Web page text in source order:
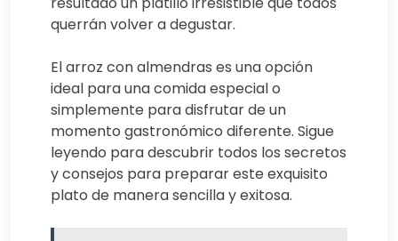
querrán volver a degustar.
El arroz con almendras es una opción
ideal para una comida especial o
simplemente para disfrutar de un
momento gastronómico diferente. Sigue
leyendo para descubrir todos los secretos
y consejos para preparar este exquisito
plato de manera sencilla y exitosa.